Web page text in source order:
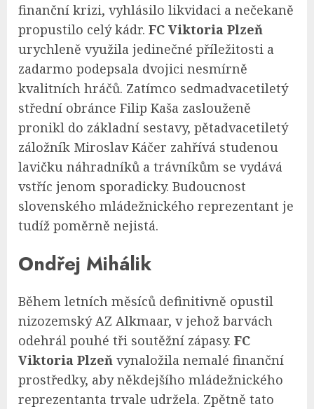
finanční krizi, vyhlásilo likvidaci a nečekaně
propustilo celý kádr. FC Viktoria Plzeň
urychleně využila jedinečné příležitosti a
zadarmo podepsala dvojici nesmírně
kvalitních hráčů. Zatímco sedmadvacetiletý
střední obránce Filip Kaša zaslouženě
pronikl do základní sestavy, pětadvacetiletý
záložník Miroslav Káčer zahřívá studenou
lavičku náhradníků a trávníkům se vydává
vstříc jenom sporadicky. Budoucnost
slovenského mládežnického reprezentant je
tudíž poměrně nejistá.
Ondřej Mihálik
Během letních měsíců definitivně opustil
nizozemský AZ Alkmaar, v jehož barvách
odehrál pouhé tři soutěžní zápasy. FC
Viktoria Plzeň vynaložila nemalé finanční
prostředky, aby někdejšího mládežnického
reprezentanta trvale udržela. Zpětně tato